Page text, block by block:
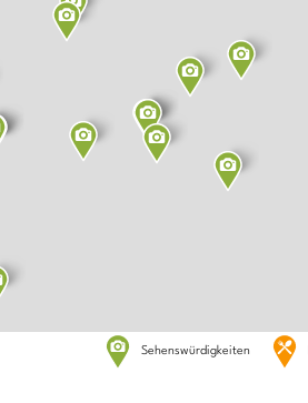
Sehenswürdigkeiten